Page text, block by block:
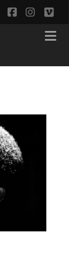
facebookinstagram